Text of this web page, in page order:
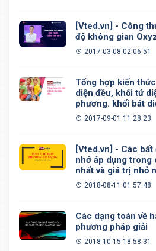
[Vted.vn] - Công
độ không gian
2017-03-08 02:06:51
Tổng hợp kiến
diện đều, khối tứ
phương. khối bát
đều, khối 20 mặt đều
2017-09-01 11:28:23
[Vted.vn] - Các
nhớ áp dụng trong
nhất và giá trị nhỏ
2018-08-11 01:57:48
Các dạng toán về
phương pháp giải
2018-10-15 18:58:31